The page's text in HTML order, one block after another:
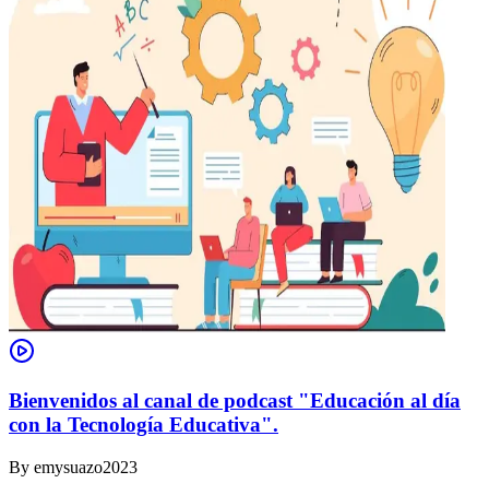
Bienvenidos al canal de podcast "Educación al día
con la Tecnología Educativa".
By emysuazo2023